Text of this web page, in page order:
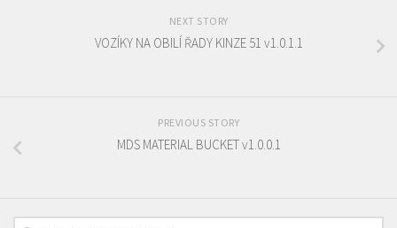
NEXT STORY
VOZÍKY NA OBILÍ ŘADY KINZE 51 v1.0.1.1
PREVIOUS STORY
MDS MATERIAL BUCKET v1.0.0.1